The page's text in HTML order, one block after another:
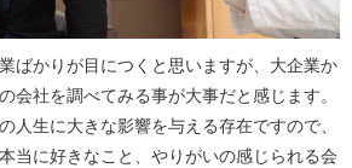
ばかりが目につくと思いますが、大企業か
会社を調べてみる事が大事だと感じます。
人生に大きな影響を与える存在ですので、
当に好きなこと、やりがいの感じられる会